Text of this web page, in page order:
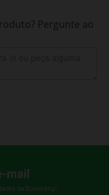
Pergunte ao
mail
da Bumerang!